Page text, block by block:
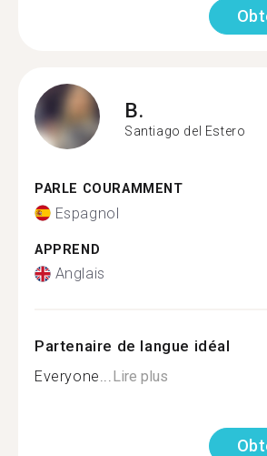
B.
Santiago del Estero
PARLE COURAMMENT
Espagnol
APPREND
Anglais
Partenaire de langue idéal
Everyone...Lire plus